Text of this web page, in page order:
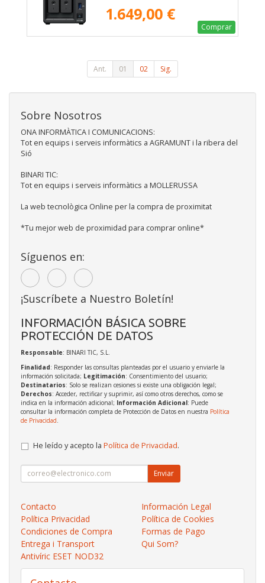
1.649,00 €
Comprar
Ant. 01 02 Sig.
Sobre Nosotros
ONA INFORMÀTICA I COMUNICACIONS:
Tot en equips i serveis informàtics a AGRAMUNT i la ribera del
Sió
BINARI TIC:
Tot en equips i serveis informàtics a MOLLERUSSA
La web tecnològica Online per la compra de proximitat
*Tu mejor web de proximidad para comprar online*
Síguenos en:
¡Suscríbete a Nuestro Boletín!
INFORMACIÓN BÁSICA SOBRE
PROTECCIÓN DE DATOS
Responsable: BINARI TIC, S.L.
Finalidad: Responder las consultas planteadas por el usuario y enviarle la
información solicitada; Legitimación: Consentimiento del usuario;
Destinatarios: Solo se realizan cesiones si existe una obligación legal;
Derechos: Acceder, rectificar y suprimir, así como otros derechos, como se
indica en la información adicional; Información Adicional: Puede
consultar la información completa de Protección de Datos en nuestra Política
de Privacidad
He leído y acepto la Política de Privacidad.
Enviar
Contacto
Información Legal
Política Privacidad
Política de Cookies
Condiciones de Compra
Formas de Pago
Entrega i Transport
Qui Som?
Antivíric ESET NOD32